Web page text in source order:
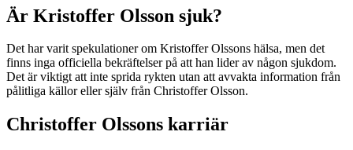
Är Kristoffer Olsson sjuk?
Det har varit spekulationer om Kristoffer Olssons hälsa, men det
finns inga officiella bekräftelser på att han lider av någon sjukdom.
Det är viktigt att inte sprida rykten utan att avvakta information från
pålitliga källor eller själv från Christoffer Olsson.
Christoffer Olssons karriär